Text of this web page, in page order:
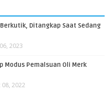
Ditangkap Saat Sedang
2023
Modus Pemalsuan Oli Merk
08, 2022